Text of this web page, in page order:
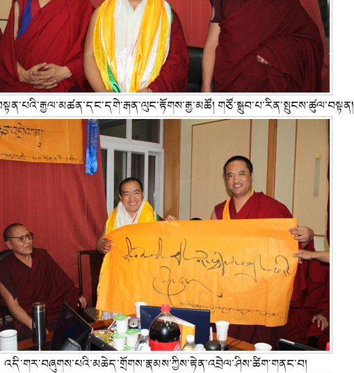
གཙོ་སྒྲུབ་པ་རིན་སྤུངས་ཚུལ་བསྟན།
འདི་གར་བཞུགས་པའི་མཆེད་གྲོགས་རྣམས་ཀྱིས་རྟེན་འབྲེལ་ཤིས་ཚིག་གནང་བ།